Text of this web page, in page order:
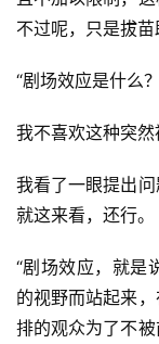
不过呢，只是拔
“剧场效应是什么
我不喜欢这种突然
我看了一眼提出问
就这来看，还行。
“剧场效应，就是
的视野而站起来
排的观众为了不